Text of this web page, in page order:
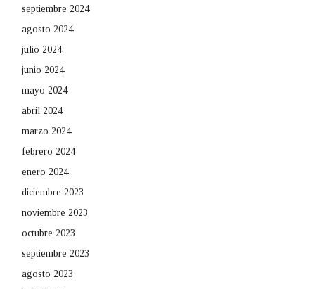
septiembre 2024
agosto 2024
julio 2024
junio 2024
mayo 2024
abril 2024
marzo 2024
febrero 2024
enero 2024
diciembre 2023
noviembre 2023
octubre 2023
septiembre 2023
agosto 2023